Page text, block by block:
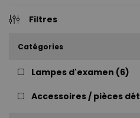
Filtres
Catégories
Lampes d'examen (6)
Accessoires / pièces